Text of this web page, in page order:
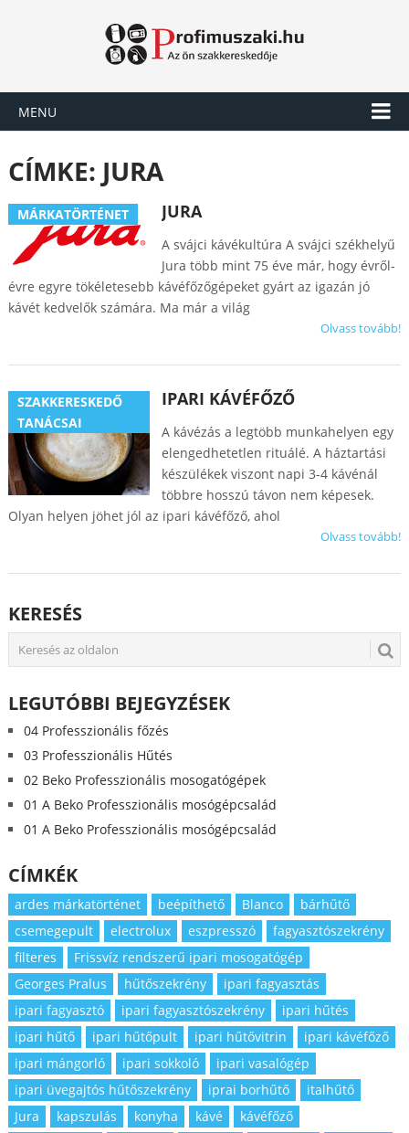
MENU
CÍMKE: JURA
MÁRKATÖRTÉNET JURA
A svájci kávékultúra A svájci székhelyű
Jura több mint 75 éve már, hogy évről-
évre egyre tökéletesebb kávéfőzőgépeket gyárt az igazán jó
kávét kedvelők számára. Ma már a világ
Olvass tovább!
SZAKKERESKEDŐ
TANÁCSAI
IPARI KÁVÉFŐZŐ
A kávézás a legtöbb munkahelyen egy
elengedhetetlen rituálé. A háztartási
készülékek viszont napi 3-4 kávénál
többre hosszú távon nem képesek.
Olyan helyen jöhet jól az ipari kávéfőző, ahol
Olvass tovább!
KERESÉS
LEGUTÓBBI BEJEGYZÉSEK
04 Professzionális főzés
03 Professzionális Hűtés
02 Beko Professzionális mosogatógépek
01 A Beko Professzionális mosógépcsalád
01 A Beko Professzionális mosógépcsalád
CÍMKÉK
ardes márkatörténet beépíthető Blanco
bárhűtő
csemegepult
electrolux eszpresszó
fagyasztószekrény
filteres
Frissvíz rendszerű ipari mosogatógép
Georges Pralus
hűtőszekrény
ipari fagyasztás
ipari fagyasztó
ipari fagyasztószekrény
ipari hűtés
ipari hűtő
ipari hűtőpult ipari hűtővitrin
ipari kávéfőző
ipari mángorló
ipari sokkoló
ipari vasalógép
ipari üvegajtós hűtőszekrény
iprai borhűtő
italhűtő
Jura
kapszulás konyha kávé
kávéfőző